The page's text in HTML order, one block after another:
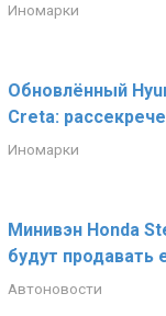
Иномарки
Обновлённый
Creta:
Иномарки
Минивэн Honda
будут продавать
Автоновости